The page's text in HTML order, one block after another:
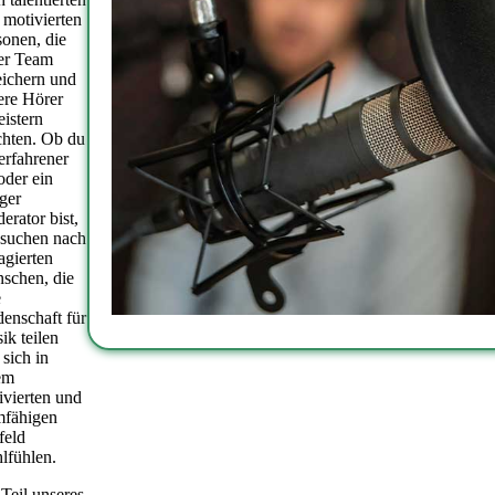
motivierten
die
Team
und
Hörer
Ob du
ein
bist,
nach
die
für
teilen
in
und